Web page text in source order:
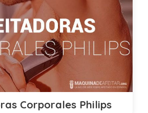
Corporales Philips